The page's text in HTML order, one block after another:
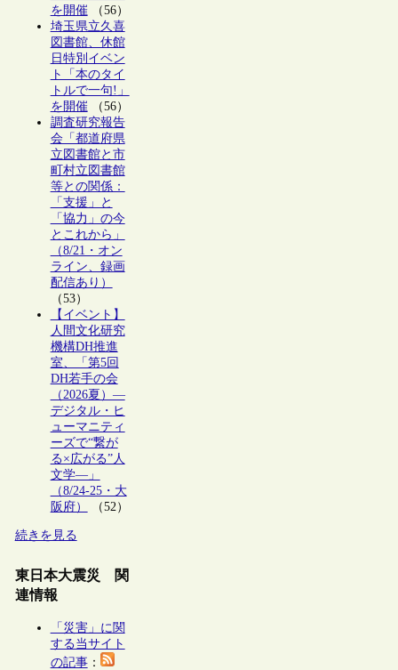
を開催（56）
埼玉県立久喜
図書館、休館
日特別イベン
ト「本のタイ
トルで一句!」
を開催（56）
調査研究報告
会「都道府県
立図書館と市
町村立図書館
等との関係：
「支援」と
「協力」の今
とこれから」
（8/21・オン
ライン、録画
配信あり）
（53）
【イベント】
人間文化研究
機構DH推進
室、「第5回
DH若手の会
（2026夏）―
デジタル・ヒ
ューマニティ
ーズで“繋が
る×広がる”人
文学―」
（8/24-25・大
阪府）
（52）
続きを見る
東日本大震災 関
連情報
「災害」に関
する当サイト
の記事：